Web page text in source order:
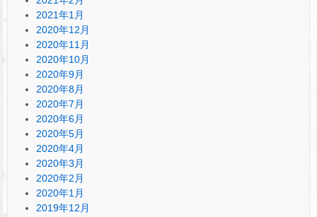
2021年1月
2020年12月
2020年11月
2020年10月
2020年9月
2020年8月
2020年7月
2020年6月
2020年5月
2020年4月
2020年3月
2020年2月
2020年1月
2019年12月